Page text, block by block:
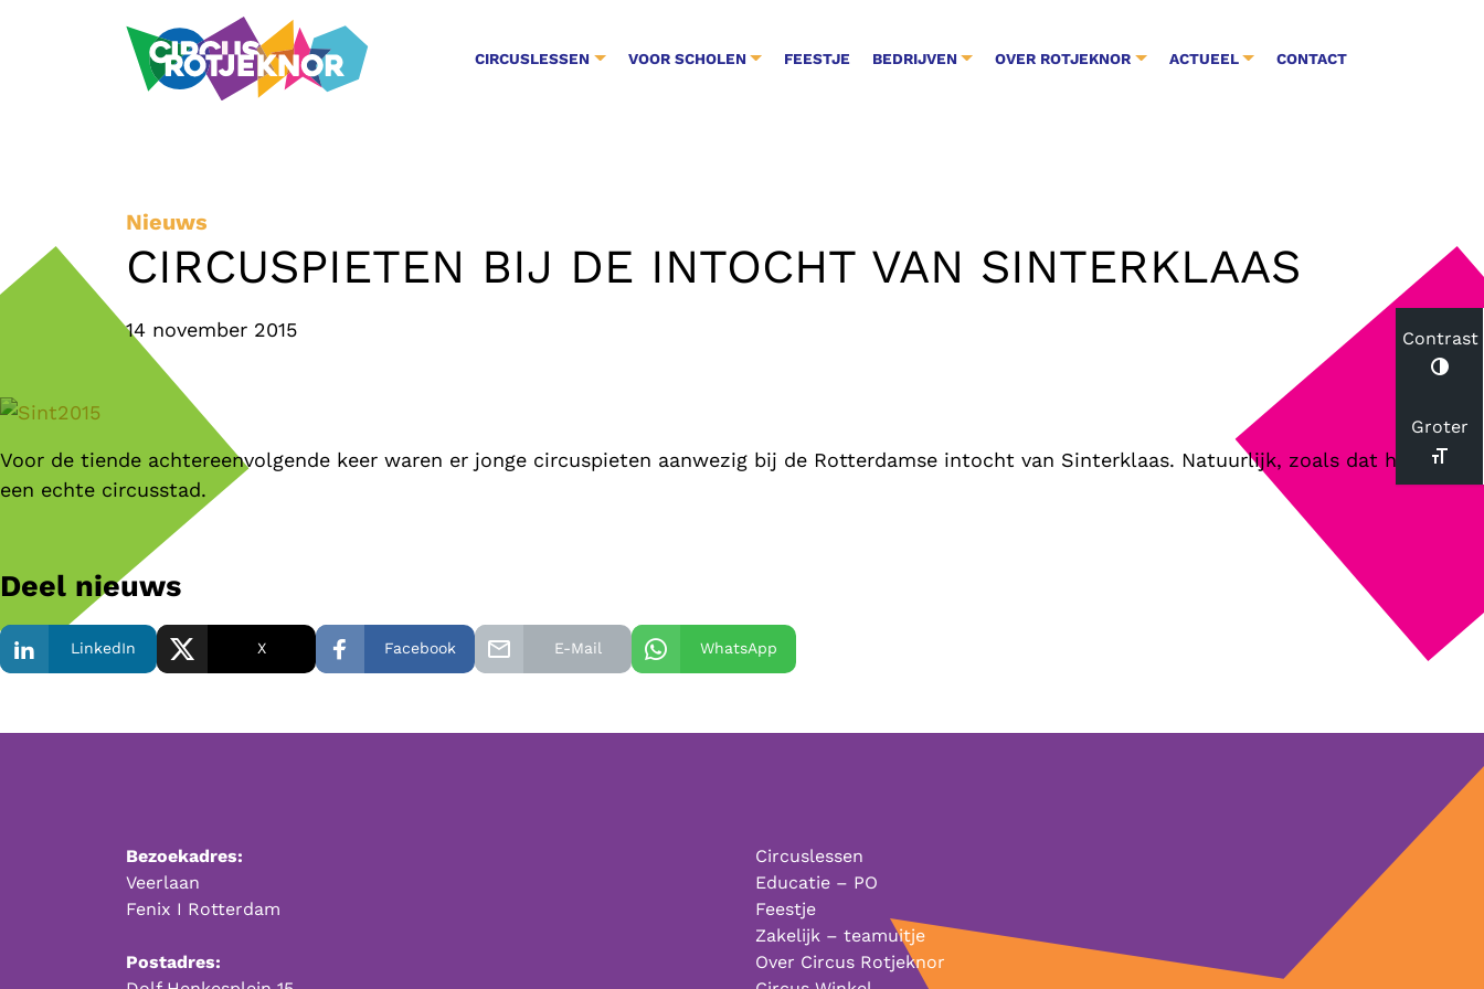
Contrast
Groter
CIRCUSLESSEN VOOR SCHOLEN FEESTJE BEDRIJVEN OVER ROTJEKNOR ACTUEEL CONTACT
Nieuws
CIRCUSPIETEN BIJ DE INTOCHT VAN SINTERKLAAS
14 november 2015
Voor de tiende achtereenvolgende keer waren er jonge circuspieten aanwezig bij de Rotterdamse intocht van Sinterklaas. Natuurlijk, zoals dat hoort bij
een echte circusstad.
Deel nieuws
LinkedIn X Facebook E-Mail WhatsApp
Bezoekadres:
Veerlaan
Fenix I Rotterdam
Postadres:
Circuslessen
Educatie – PO
Feestje
Zakelijk – teamuitje
Over Circus Rotjeknor